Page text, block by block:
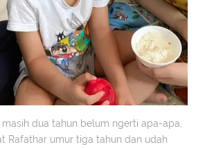
dua tahun belum ngerti apa-apa,
Rafathar umur tiga tahun dan udah